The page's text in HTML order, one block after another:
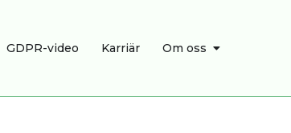
GDPR-video Karriär Om oss OPEN OM OSS